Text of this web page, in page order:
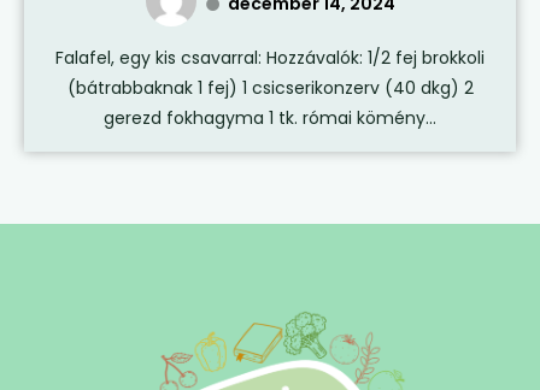
Falafel, egy kis csavarral: Hozzávalók: 1/2 fej brokkoli
(bátrabbaknak 1 fej) 1 csicserikonzerv (40 dkg) 2
gerezd fokhagyma 1 tk. római kömény...